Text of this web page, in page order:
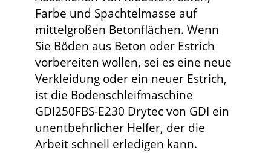
Farbe und Spachtelmasse auf
mittelgroßen Betonflächen. Wenn
Sie Böden aus Beton oder Estrich
vorbereiten wollen, sei es eine neue
Verkleidung oder ein neuer Estrich,
ist die Bodenschleifmaschine
GDI250FBS-E230 Drytec von GDI ein
unentbehrlicher Helfer, der die
Arbeit schnell erledigen kann.